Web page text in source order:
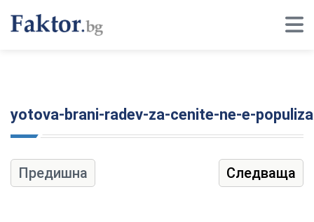
yotova-brani-radev-za-cenite-ne-e-
Предишна Следваща